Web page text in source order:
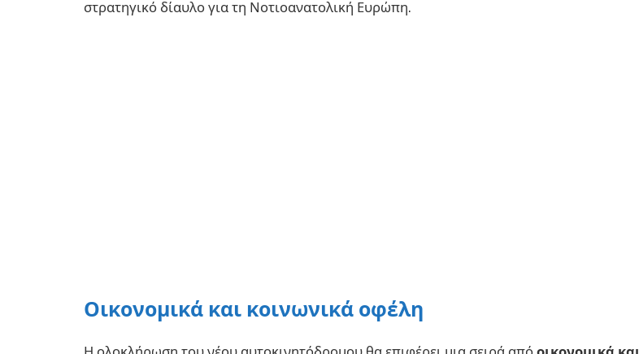
στρατηγικό δίαυλο για τη Νοτιοανατολική Ευρώπη.
Οικονομικά και κοινωνικά οφέλη